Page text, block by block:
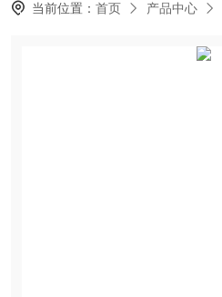
当前位置：首页 产品中心